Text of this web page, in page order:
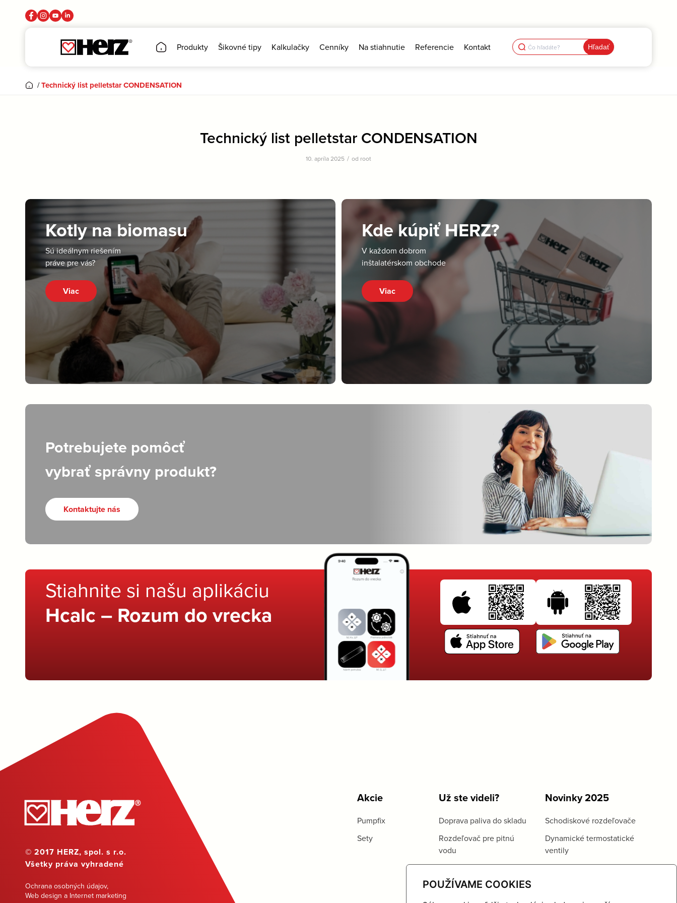
POUŽÍVAME COOKIES
Produkty Šikovné tipy Kalkulačky Cenníky Na stiahnutie Referencie Kontakt Search
for:
/Technický list pelletstar CONDENSATION
Technický list pelletstar CONDENSATION
10. apríla 2025 / od root
Kotly na biomasu
Sú ideálnym riešením
práve pre vás?
Viac
Kde kúpiť HERZ?
V každom dobrom
inštalatérskom obchode
Viac
Potrebujete pomôcť
vybrať správny produkt?
Kontaktujte nás
Stiahnite si našu aplikáciu
Hcalc – Rozum do vrecka
© 2017 HERZ, spol. s r.o.
Všetky práva vyhradené
Ochrana osobných údajov,
Web design a Internet marketing
Akcie
Pumpfix
Sety
Už ste videli?
Doprava paliva do skladu
Rozdeľovač pre pitnú
vodu
Novinky 2025
Schodiskové rozdeľovače
Dynamické termostatické
ventily